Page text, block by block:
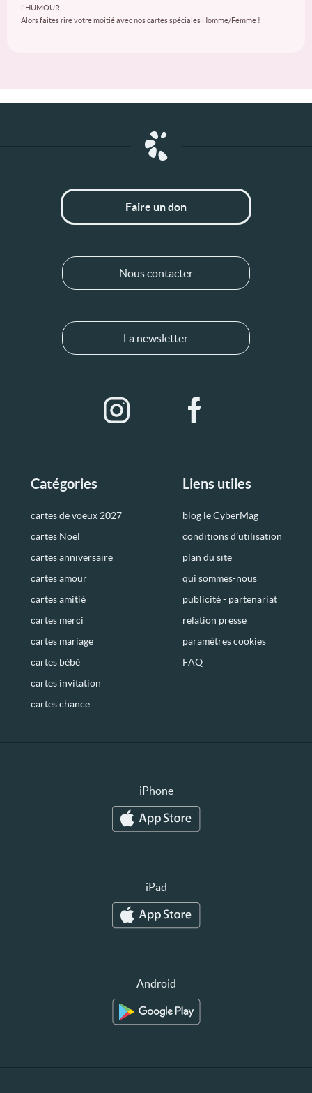
l'HUMOUR.
Alors faites rire votre moitié avec nos cartes spéciales Homme/Femme !
Catégories
cartes de voeux 2027
cartes Noël
cartes anniversaire
cartes amour
cartes amitié
cartes merci
cartes mariage
cartes bébé
cartes invitation
cartes chance
Liens utiles
blog le CyberMag
conditions d’utilisation
plan du site
qui sommes-nous
publicité - partenariat
relation presse
paramètres cookies
FAQ
Faire un don
Nous contacter
La newsletter
iPhone
iPad
Android